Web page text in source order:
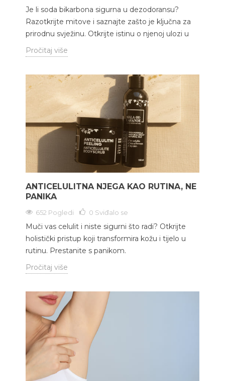
Je li soda bikarbona sigurna u dezodoransu?
Razotkrijte mitove i saznajte zašto je ključna za
prirodnu svježinu. Otkrijte istinu o njenoj ulozi u
Pročitaj više
ANTICELULITNA NJEGA KAO RUTINA, NE
PANIKA
652 Pogledi 0 Sviđalo se
Muči vas celulit i niste sigurni što radi? Otkrijte
holistički pristup koji transformira kožu i tijelo u
rutinu. Prestanite s panikom.
Pročitaj više